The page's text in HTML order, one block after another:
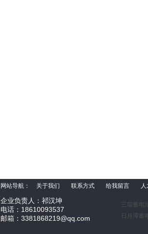
网站导航： 关于我们 联系方式 给我留言
三瑞蓄电
日月潭蓄
企业负责人：祁汉坤
电话：18610093537
邮箱：3381868219@qq.com